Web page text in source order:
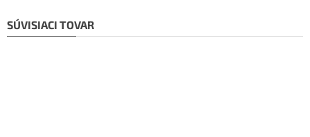
SÚVISIACI TOVAR